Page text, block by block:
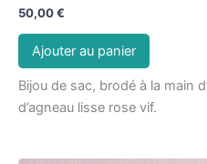
50,00€
Ajouter au panier
Bijou de sac, brodé à la main
d’agneau lisse rose vif.